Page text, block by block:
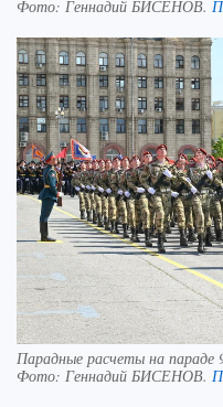
Фото: Геннадий БИСЕНОВ.
Парадные расчеты на параде
Фото: Геннадий БИСЕНОВ.